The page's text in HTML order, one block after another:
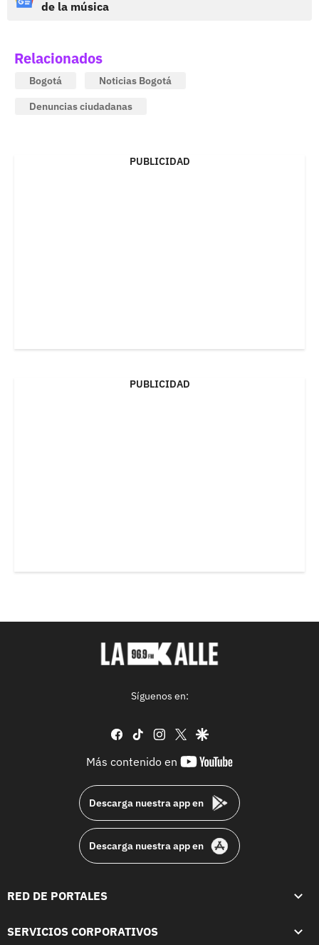
de la música
Relacionados
Bogotá
Noticias Bogotá
Denuncias ciudadanas
PUBLICIDAD
PUBLICIDAD
Síguenos en:
facebook
tiktok instagram
twittergoogle
Más contenido en
youtube-
Descarga nuestra app en
Descarga nuestra app en
RED DE PORTALES
SERVICIOS CORPORATIVOS